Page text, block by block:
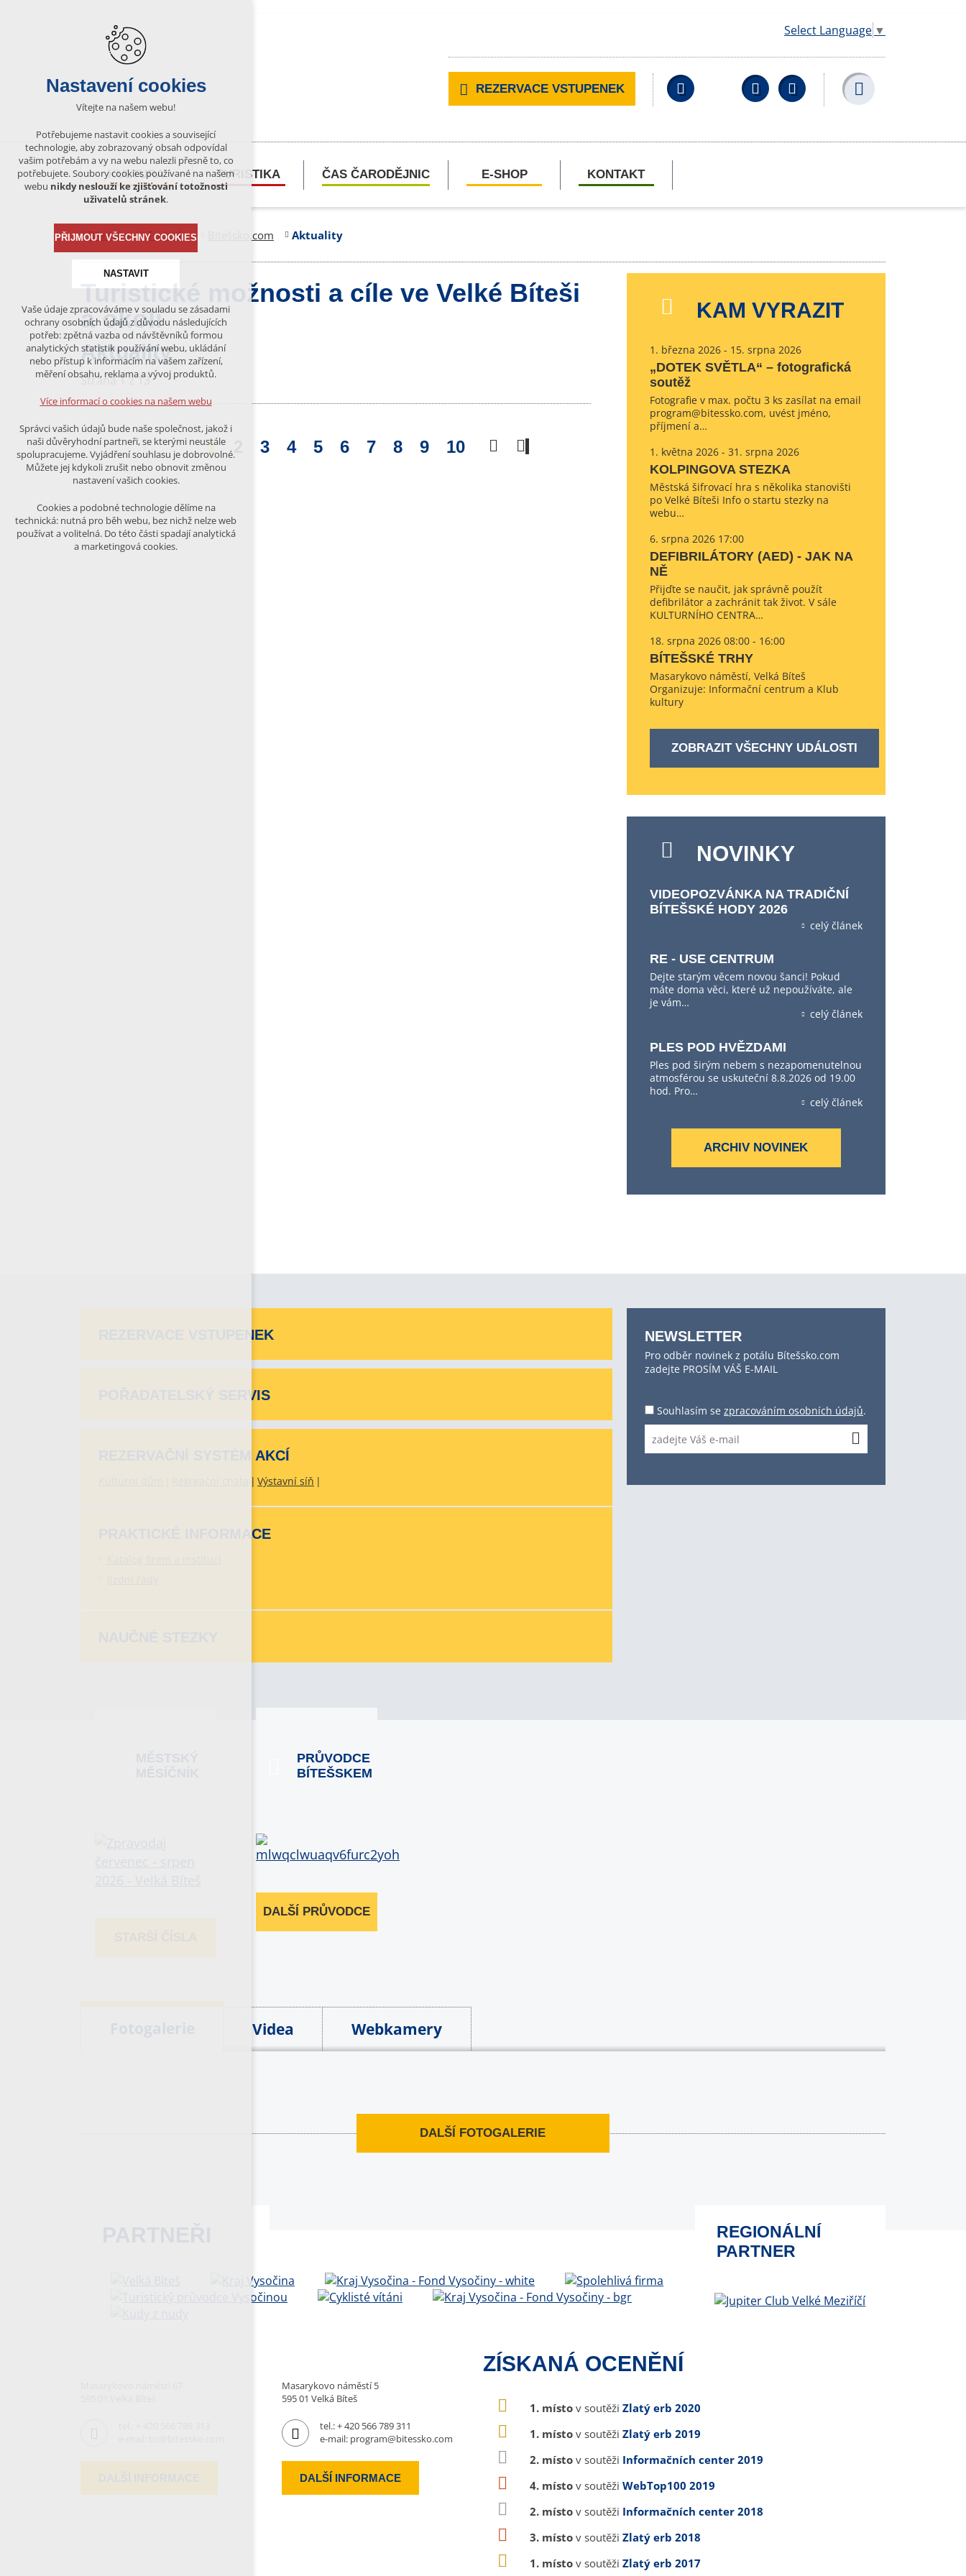
Select Language ▼
REZERVACE VSTUPENEK Facebook YouTubeWikipedia
KULTURA TURISTIKA ČAS ČARODĚJNIC E-SHOP KONTAKT
Bítešsko Turistika Bítešsko.com Aktuality
Turistické možnosti a cíle ve Velké Bíteši
a okolí
Aktuality
Strana 1 z 13
1 3 4 5 6 7 8 9 10
KAM VYRAZIT
1. března 2026 - 15. srpna 2026
„DOTEK SVĚTLA“ – fotografická
soutěž
Fotografie v max. počtu 3 ks zasílat na email
program@bitessko.com, uvést jméno,
příjmení a…
1. května 2026 - 31. srpna 2026
KOLPINGOVA STEZKA
Městská šifrovací hra s několika stanovišti
po Velké Bíteši Info o startu stezky na
webu…
6. srpna 2026 17:00
DEFIBRILÁTORY (AED) - JAK NA
NĚ
Přijďte se naučit, jak správně použít
defibrilátor a zachránit tak život. V sále
KULTURNÍHO CENTRA…
18. srpna 2026 08:00 - 16:00
BÍTEŠSKÉ TRHY
Masarykovo náměstí, Velká Bíteš
Organizuje: Informační centrum a Klub
kultury
ZOBRAZIT VŠECHNY UDÁLOSTI
NOVINKY
VIDEOPOZVÁNKA NA TRADIČNÍ
BÍTEŠSKÉ HODY 2026
celý článek
RE - USE CENTRUM
Dejte starým věcem novou šanci! Pokud
máte doma věci, které už nepoužíváte, ale
je vám…
celý článek
PLES POD HVĚZDAMI
Ples pod širým nebem s nezapomenutelnou
atmosférou se uskuteční 8.8.2026 od 19.00
hod. Pro…
celý článek
ARCHIV NOVINEK
REZERVACE VSTUPENEK
POŘADATELSKÝ SERVIS
REZERVAČNÍ SYSTÉM AKCÍ
Výstavní síň
PRAKTICKÉ INFORMACE
NEWSLETTER
Pro odběr novinek z potálu Bítešsko.com
zadejte PROSÍM VÁŠ E-MAIL
Souhlasím se zpracováním osobních údajů.
PRŮVODCE
BÍTEŠSKEM
DALŠÍ PRŮVODCE
Videa Webkamery
DALŠÍ FOTOGALERIE
REGIONÁLNÍ
PARTNER
Masarykovo náměstí 5
595 01 Velká Bíteš
tel.:+ 420 566 789 311
e-mail: program@bitessko.com
DALŠÍ INFORMACE
ZÍSKANÁ OCENĚNÍ
1. místo v soutěži Zlatý erb 2020
1. místo v soutěži Zlatý erb 2019
2. místo v soutěži Informačních center 2019
4. místo v soutěži WebTop100 2019
2. místo v soutěži Informačních center 2018
3. místo v soutěži Zlatý erb 2018
1. místo v soutěži Zlatý erb 2017
Nastavení cookies
Vítejte na našem webu!
Potřebujeme nastavit cookies a související
technologie, aby zobrazovaný obsah odpovídal
vašim potřebám a vy na webu nalezli přesně to, co
potřebujete. Soubory cookies používané na našem
webu nikdy neslouží ke zjišťování totožnosti
uživatelů stránek.
PŘIJMOUT VŠECHNY COOKIES
NASTAVIT
Technická cookies
nutná pro provozování webu
udržení kontextu stránek (session):
případná přihlášení, volby jazyka, apod.
analytická pro anonymizované
vyhodnocení návštěvnosti
marketingová cookies (Google)
Více informací o cookies na našem webu
ODMÍTNOUT VŠE
Vaše údaje zpracováváme v souladu se zásadami
ochrany osobních údajů z důvodu následujících
potřeb: zpětná vazba od návštěvníků formou
analytických statistik používání webu, ukládání
nebo přístup k informacím na vašem zařízení,
měření obsahu, reklama a vývoj produktů.
Více informací o cookies na našem webu
Správci vašich údajů bude naše společnost, jakož i
naši důvěryhodní partneři, se kterými neustále
spolupracujeme. Vyjádření souhlasu je dobrovolné.
Můžete jej kdykoli zrušit nebo obnovit změnou
nastavení vašich cookies.
Cookies a podobné technologie dělíme na
technická: nutná pro běh webu, bez nichž nelze web
používat a volitelná. Do této části spadají analytická
a marketingová cookies.